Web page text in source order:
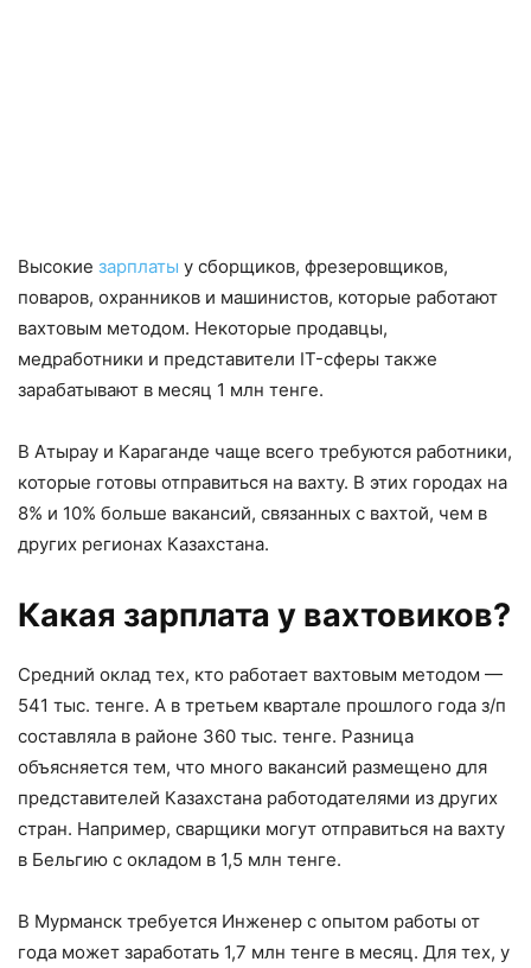
Высокие зарплаты у сборщиков, фрезеровщиков,
поваров, охранников и машинистов, которые работают
вахтовым методом. Некоторые продавцы,
медработники и представители IT-сферы также
зарабатывают в месяц 1 млн тенге.
В Атырау и Караганде чаще всего требуются работники,
которые готовы отправиться на вахту. В этих городах на
8% и 10% больше вакансий, связанных с вахтой, чем в
других регионах Казахстана.
Какая зарплата у вахтовиков?
Средний оклад тех, кто работает вахтовым методом —
541 тыс. тенге. А в третьем квартале прошлого года з/п
составляла в районе 360 тыс. тенге. Разница
объясняется тем, что много вакансий размещено для
представителей Казахстана работодателями из других
стран. Например, сварщики могут отправиться на вахту
в Бельгию с окладом в 1,5 млн тенге.
В Мурманск требуется Инженер с опытом работы от
года может заработать 1,7 млн тенге в месяц. Для тех, у